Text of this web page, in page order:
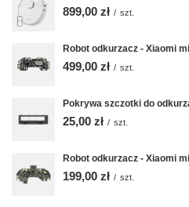
899,00 zł / szt.
Robot odkurzacz - Xiaomi
499,00 zł / szt.
Pokrywa szczotki do
25,00 zł / szt.
Robot odkurzacz - Xiaomi
199,00 zł / szt.